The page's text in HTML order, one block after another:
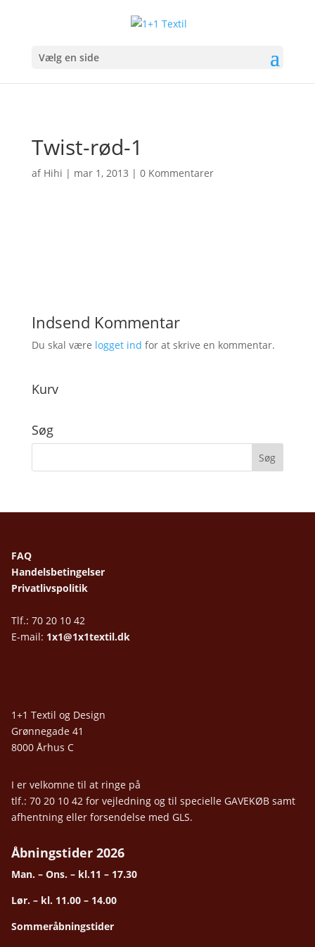
Vælg en side
Twist-rød-1
af Hihi | mar 1, 2013 | 0 Kommentarer
Indsend Kommentar
Du skal være logget ind for at skrive en kommentar.
Kurv
Søg
FAQ
Handelsbetingelser
Privatlivspolitik
Tlf.: 70 20 10 42
E-mail: 1x1@1x1textil.dk
1+1 Textil og Design
Grønnegade 41
8000 Århus C
I er velkomne til at ringe på
tlf.: 70 20 10 42 for vejledning og til specielle GAVEKØB samt
afhentning eller forsendelse med GLS.
Åbningstider 2026
Man. – Ons. – kl.11 – 17.30
Lør. – kl. 11.00 – 14.00
Sommeråbningstider